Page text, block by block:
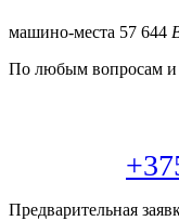
машино-места 57 644
По любым вопросам и
Предварительная